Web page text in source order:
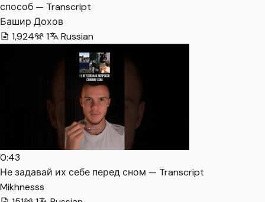
способ — Transcript
Башир Дохов
1,924
1 Russian
0:43
Не задавай их себе перед сном — Transcript
Mikhnesss